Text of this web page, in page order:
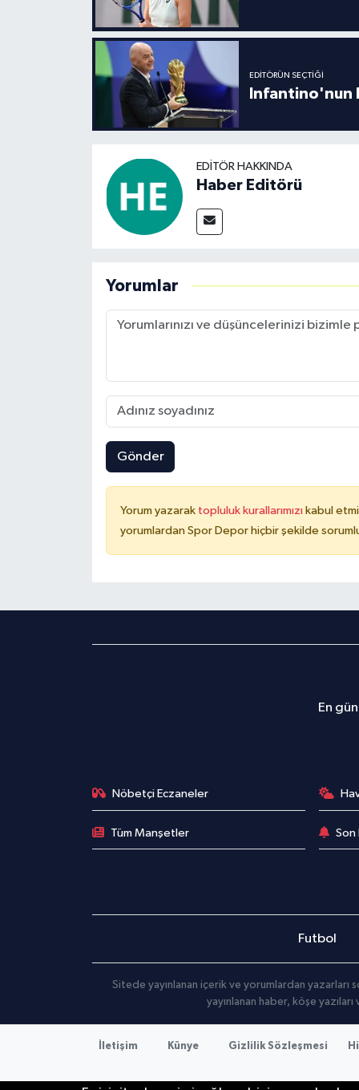
EDITÖRÜN SEÇTIĞI
Infantino'nun
EDITÖR HAKKINDA
Haber Editörü
Yorumlar
Gönder
Yorum yazarak topluluk kurallarımızı kabul
yorumlardan Spor Depor hiçbir şekilde
En
Nöbetçi Eczaneler
Tüm Manşetler Son
Futbol
Sitede yayınlanan içerik ve yorumlardan yazarları
yayınlanan haber, köşe
İletişim Künye Gizlilik Sözleşmesi